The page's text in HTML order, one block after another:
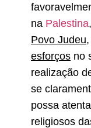
na Palestina
Povo Judeu
esforços no
realização
se
possa
religiosos